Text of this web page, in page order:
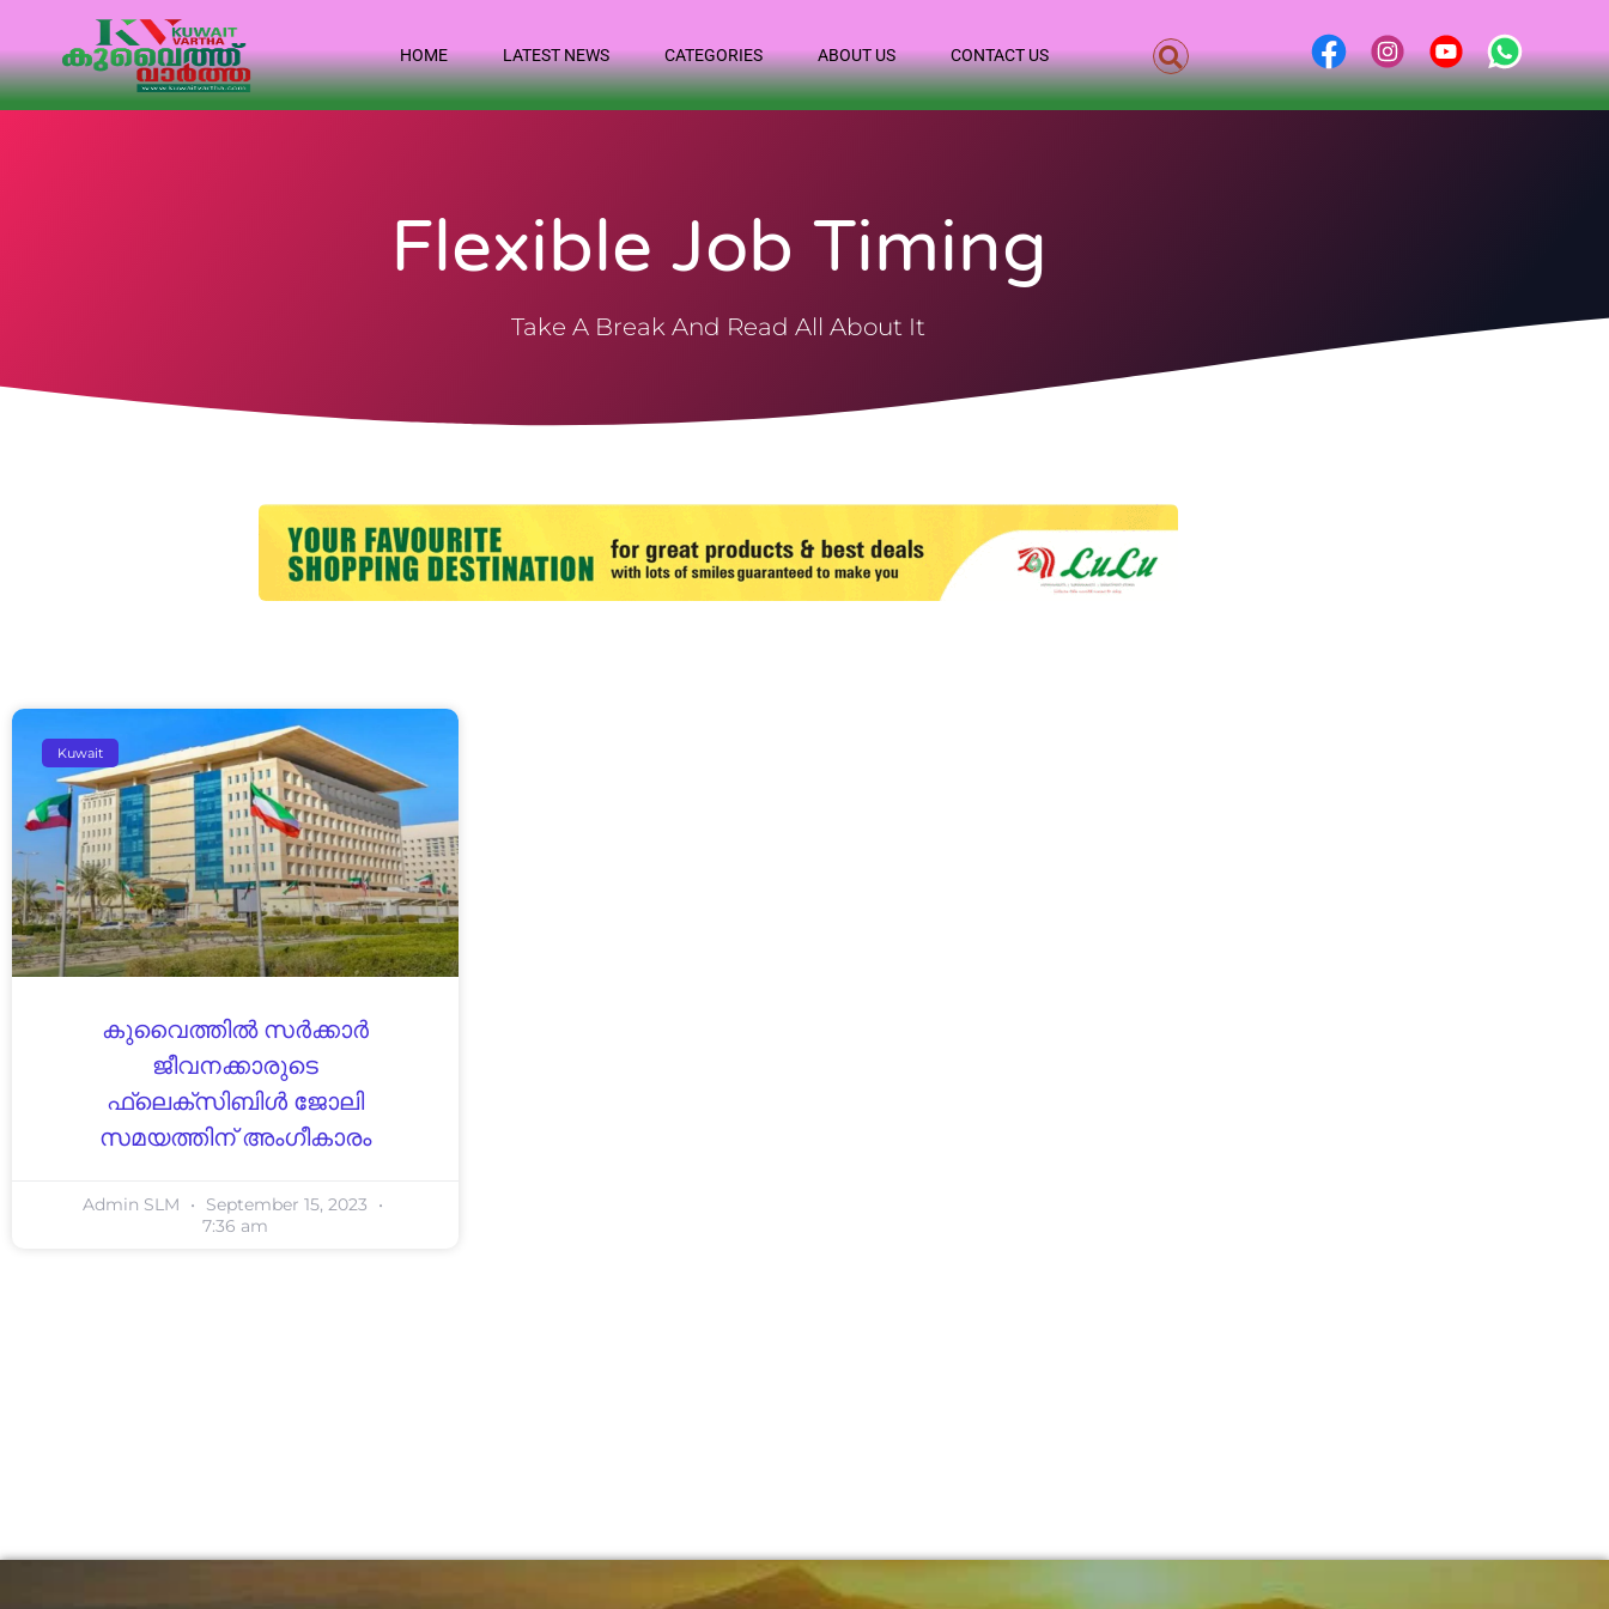
HOME LATEST NEWS CATEGORIES ABOUT US CONTACT US
Flexible Job Timing
Take A Break And Read All About It
Kuwait
കുവൈത്തിൽ സർക്കാർ
ജീവനക്കാരുടെ
ഫ്ലെക്സിബിൾ ജോലി
സമയത്തിന് അംഗീകാരം
Admin SLM
September 15, 2023
7:36 am